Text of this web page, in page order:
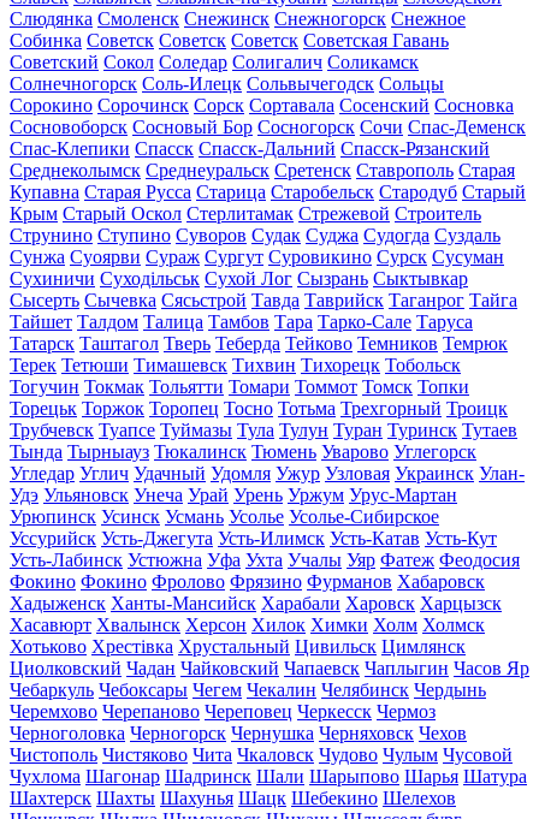
Слюдянка Смоленск Снежинск Снежногорск Снежное
Собинка Советск Советск Советск Советская Гавань
Советский Сокол Соледар Солигалич Соликамск
Солнечногорск Соль-Илецк Сольвычегодск Сольцы
Сорокино Сорочинск Сорск Сортавала Сосенский Сосновка
Сосновоборск Сосновый Бор Сосногорск Сочи Спас-Деменск
Спас-Клепики Спасск Спасск-Дальний Спасск-Рязанский
Среднеколымск Среднеуральск Сретенск Ставрополь Старая
Купавна Старая Русса Старица Старобельск Стародуб Старый
Крым Старый Оскол Стерлитамак Стрежевой Строитель
Струнино Ступино Суворов Судак Суджа Судогда Суздаль
Сунжа Суоярви Сураж Сургут Суровикино Сурск Сусуман
Сухиничи Суходільськ Сухой Лог Сызрань Сыктывкар
Сысерть Сычевка Сясьстрой Тавда Таврийск Таганрог Тайга
Тайшет Талдом Талица Тамбов Тара Тарко-Сале Таруса
Татарск Таштагол Тверь Теберда Тейково Темников Темрюк
Терек Тетюши Тимашевск Тихвин Тихорецк Тобольск
Тогучин Токмак Тольятти Томари Томмот Томск Топки
Торецьк Торжок Торопец Тосно Тотьма Трехгорный Троицк
Трубчевск Туапсе Туймазы Тула Тулун Туран Туринск Тутаев
Тында Тырныауз Тюкалинск Тюмень Уварово Углегорск
Угледар Углич Удачный Удомля Ужур Узловая Украинск Улан-
Удэ Ульяновск Унеча Урай Урень Уржум Урус-Мартан
Урюпинск Усинск Усмань Усолье Усолье-Сибирское
Уссурийск Усть-Джегута Усть-Илимск Усть-Катав Усть-Кут
Усть-Лабинск Устюжна Уфа Ухта Учалы Уяр Фатеж Феодосия
Фокино Фокино Фролово Фрязино Фурманов Хабаровск
Хадыженск Ханты-Мансийск Харабали Харовск Харцызск
Хасавюрт Хвалынск Херсон Хилок Химки Холм Холмск
Хотьково Хрестівка Хрустальный Цивильск Цимлянск
Циолковский Чадан Чайковский Чапаевск Чаплыгин Часов Яр
Чебаркуль Чебоксары Чегем Чекалин Челябинск Чердынь
Черемхово Черепаново Череповец Черкесск Чермоз
Черноголовка Черногорск Чернушка Черняховск Чехов
Чистополь Чистяково Чита Чкаловск Чудово Чулым Чусовой
Чухлома Шагонар Шадринск Шали Шарыпово Шарья Шатура
Шахтерск Шахты Шахунья Шацк Шебекино Шелехов